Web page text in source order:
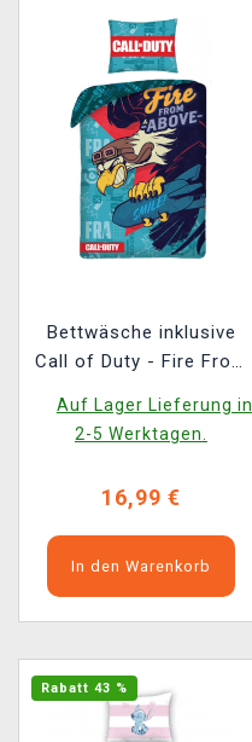
Bettwäsche inklusive
Call of Duty - Fire From
Auf Lager Lieferung in
2-5 Werktagen.
16,99 €
In den Warenkorb
Rabatt 43 %